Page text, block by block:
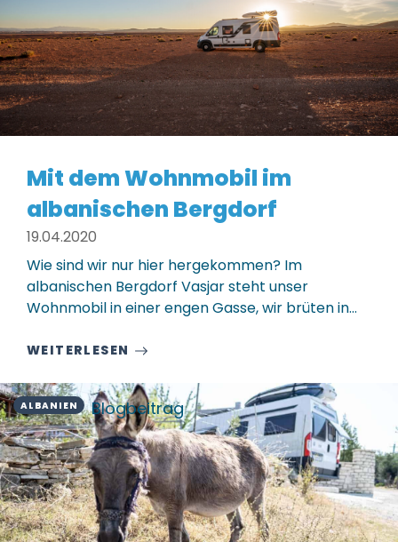
Mit dem Wohnmobil im
albanischen Bergdorf
19.04.2020
Wie sind wir nur hier hergekommen? Im
albanischen Bergdorf Vasjar steht unser
Wohnmobil in einer engen Gasse, wir brüten in…
WEITERLESEN
ALBANIEN Blogbeitrag